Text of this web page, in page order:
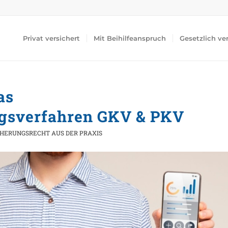
Privat versichert Mit Beihilfeanspruch Gesetzlich
GKV & PKV
AUS DER PRAXIS